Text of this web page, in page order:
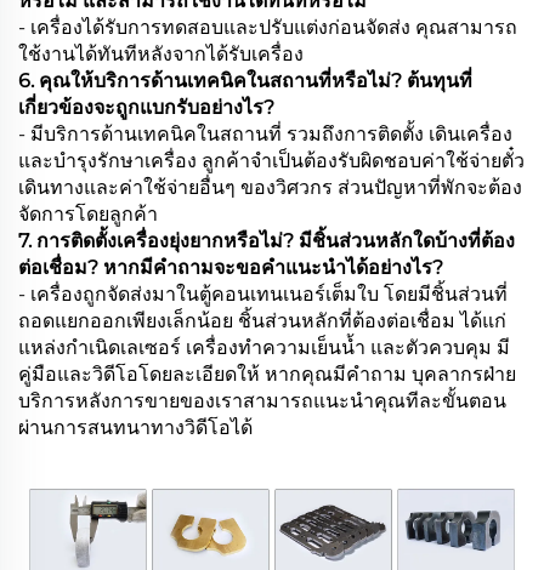
- เครื่องได้รับการทดสอบและปรับแต่งก่อนจัดส่ง คุณสามารถ
ใช้งานได้ทันทีหลังจากได้รับเครื่อง
6. คุณให้บริการด้านเทคนิคในสถานที่หรือไม่? ต้นทุนที่
เกี่ยวข้องจะถูกแบกรับอย่างไร?
- มีบริการด้านเทคนิคในสถานที่ รวมถึงการติดตั้ง เดินเครื่อง
และบำรุงรักษาเครื่อง ลูกค้าจำเป็นต้องรับผิดชอบค่าใช้จ่ายตั๋ว
เดินทางและค่าใช้จ่ายอื่นๆ ของวิศวกร ส่วนปัญหาที่พักจะต้อง
จัดการโดยลูกค้า
7. การติดตั้งเครื่องยุ่งยากหรือไม่? มีชิ้นส่วนหลักใดบ้างที่ต้อง
ต่อเชื่อม? หากมีคำถามจะขอคำแนะนำได้อย่างไร?
- เครื่องถูกจัดส่งมาในตู้คอนเทนเนอร์เต็มใบ โดยมีชิ้นส่วนที่
ถอดแยกออกเพียงเล็กน้อย ชิ้นส่วนหลักที่ต้องต่อเชื่อม ได้แก่
แหล่งกำเนิดเลเซอร์ เครื่องทำความเย็นน้ำ และตัวควบคุม มี
คู่มือและวิดีโอโดยละเอียดให้ หากคุณมีคำถาม บุคลากรฝ่าย
บริการหลังการขายของเราสามารถแนะนำคุณทีละขั้นตอน
ผ่านการสนทนาทางวิดีโอได้